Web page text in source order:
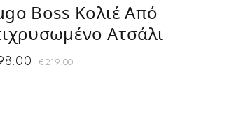
Boss Κολιέ Από
Ατσάλι
€219.00